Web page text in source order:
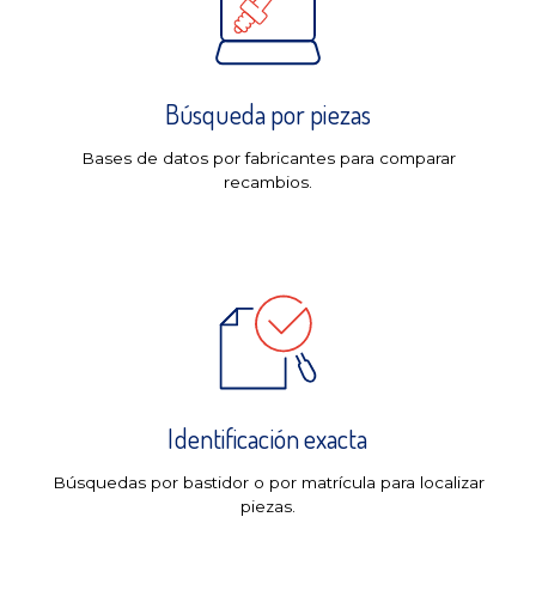
Búsqueda por piezas
Bases de datos por fabricantes para comparar
recambios.
Identificación exacta
Búsquedas por bastidor o por matrícula para localizar
piezas.